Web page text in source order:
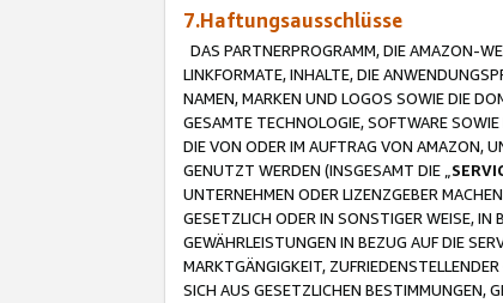
7.Haftungsausschlüsse
DAS PARTNERPROGRAMM, DIE AMAZON-
LINKFORMATE, INHALTE, DIE
NAMEN, MARKEN UND LOGOS SOWIE DIE
GESAMTE TECHNOLOGIE, SOFTWARE
DIE VON ODER IM AUFTRAG VON AMAZON,
GENUTZT WERDEN (INSGESAMT DIE „
UNTERNEHMEN ODER LIZENZGEBER
GESETZLICH ODER IN SONSTIGER WEISE, IN
GEWÄHRLEISTUNGEN IN BEZUG AUF DIE
MARKTGÄNGIGKEIT,
SICH AUS GESETZLICHEN BESTIMMUNGEN,